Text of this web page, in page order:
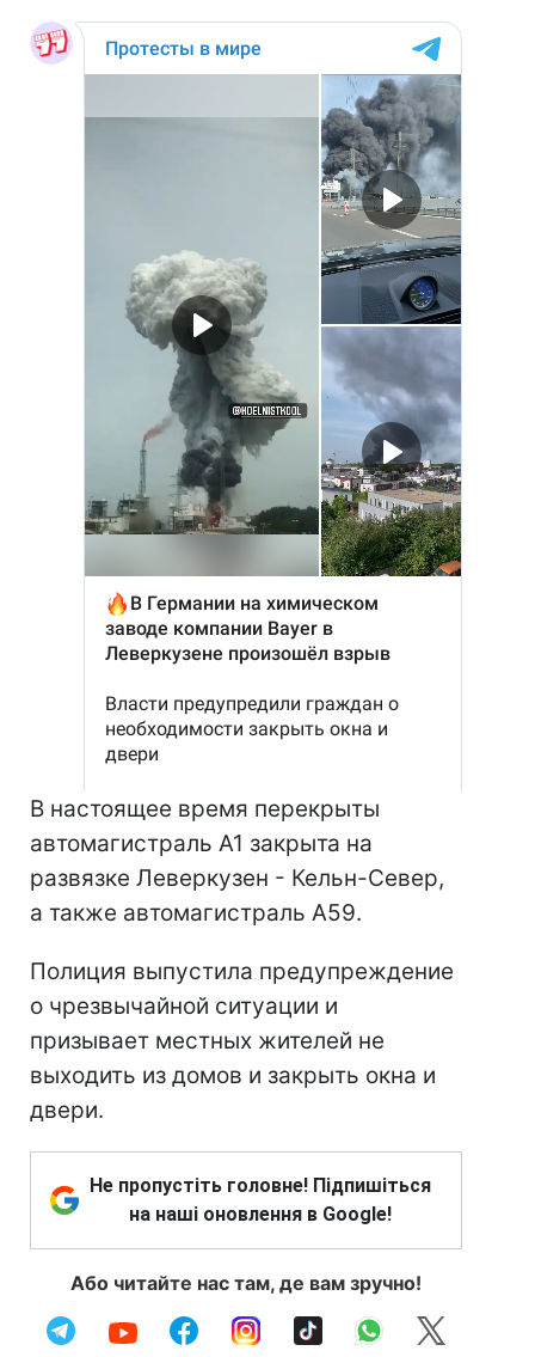
В настоящее время перекрыты
автомагистраль A1 закрыта на
развязке Леверкузен - Кельн-Север,
а также автомагистраль A59.
Полиция выпустила предупреждение
о чрезвычайной ситуации и
призывает местных жителей не
выходить из домов и закрыть окна и
двери.
Не пропустіть головне! Підпишіться
на наші оновлення в Google!
Або читайте нас там, де вам зручно!